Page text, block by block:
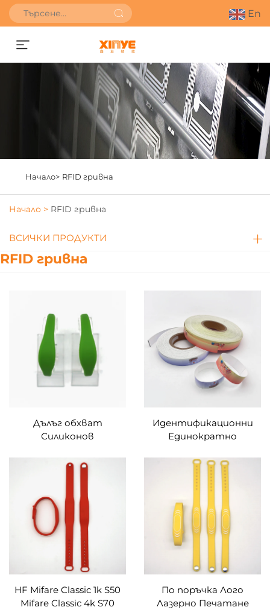
En
Получете оферта
Начало> RFID гривна
Начало > RFID гривна
ВСИЧКИ ПРОДУКТИ
RFID гривна
Дълъг обхват
Силиконов
MHz UHF Gen2 Гривни
RFID Гривни с етикети
Идентификационни
Единократно
Гривни с чип MIFARE
Ultralight EV1 за пътни
билети и събития
HF Mifare Classic 1k S50
Mifare Classic 4k S70
По поръчка Лого
Лазерно Печатане